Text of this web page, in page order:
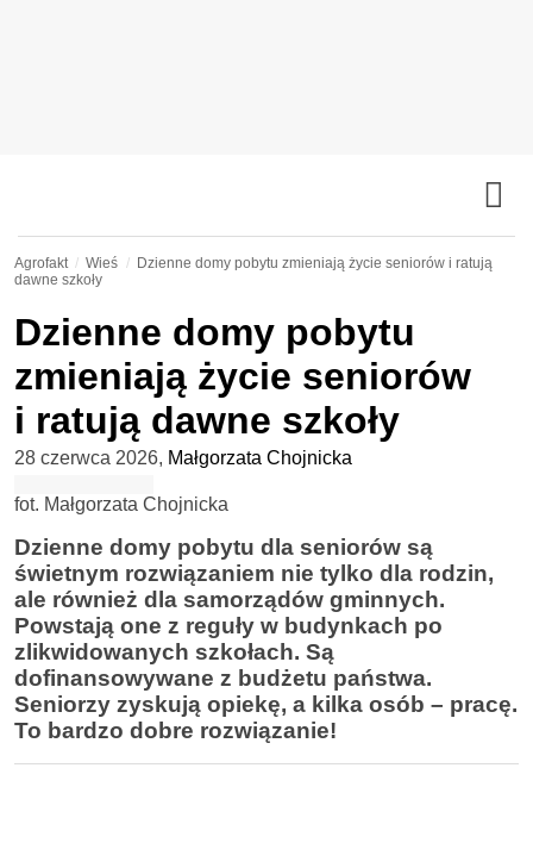
Agrofakt Wieś
Dzienne domy pobytu zmieniają życie seniorów i ratują
dawne szkoły
Dzienne domy pobytu
zmieniają życie seniorów
i ratują dawne szkoły
28 czerwca 2026, Małgorzata Chojnicka
fot. Małgorzata Chojnicka
Dzienne domy pobytu dla seniorów są
świetnym rozwiązaniem nie tylko dla rodzin,
ale również dla samorządów gminnych.
Powstają one z reguły w budynkach po
zlikwidowanych szkołach. Są
dofinansowywane z budżetu państwa.
Seniorzy zyskują opiekę, a kilka osób – pracę.
To bardzo dobre rozwiązanie!